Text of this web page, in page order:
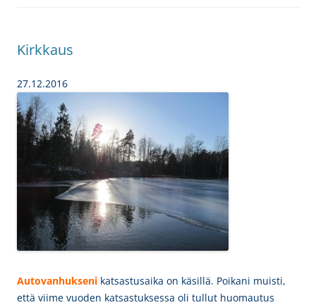
Kirkkaus
27.12.2016
Autovanhukseni katsastusaika on käsillä. Poikani muisti,
että viime vuoden katsastuksessa oli tullut huomautus